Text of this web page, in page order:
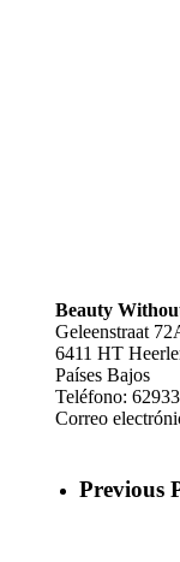
Beauty
Geleenstraat
6411 HT
Países Bajos
Teléfono:
Correo
Previous